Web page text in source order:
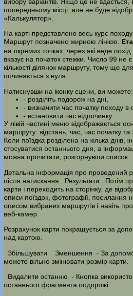
попередньому місці, але не буде
«Калькулятор».
На карті представлено весь курс походу
Маршрут позначено жирною лінією.
на окремих точках, через які веде похід:
вказує на початок стежки. Число 99 не
кількості ділянок маршруту, тому що
починається з нуля.
Натиснувши на іконку сцени, ви можете:
- розділіть подорож на дні,
- визначити час початку походу в
- встановити час відпочинку.
У лівій частині меню відображається
маршруту: відстань, час, час початку та
Коли поїздка розділена на кілька днів,
стосуватися останнього дня, а
можна прочитати, розгорнувши список.
Детальна інформація про проведений
після натискання
Результати
. Потім
карти і переходить на сторінку, де
описи поїздок, фотографії, посилання
описом вибраних маршрутів і навіть
веб-камер.
Розрахунок карти покращується за
над картою.
Збільшувати
Зменшення - За
можете вільно змінювати розмір карти.
Видалити останню - Кнопка
останнього фрагмента подорожі.